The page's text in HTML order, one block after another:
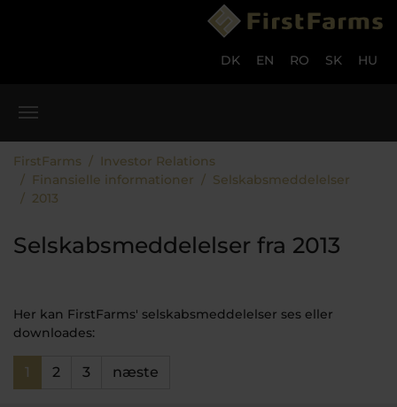
DK EN RO SK HU
FirstFarms
Investor Relations
Finansielle informationer
Selskabsmeddelelser
2013
Selskabsmeddelelser fra 2013
Her kan FirstFarms' selskabsmeddelelser ses eller
downloades:
1 2 3 næste